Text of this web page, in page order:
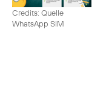
Credits: Quelle
WhatsApp SIM